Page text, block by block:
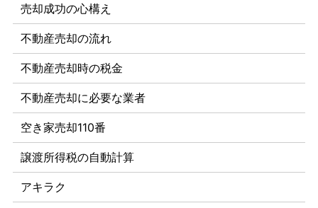
売却成功の心構え
不動産売却の流れ
不動産売却時の税金
不動産売却に必要な業者
空き家売却110番
譲渡所得税の自動計算
アキラク